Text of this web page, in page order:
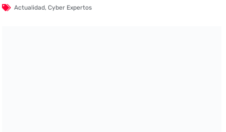
Actualidad,Cyber Expertos